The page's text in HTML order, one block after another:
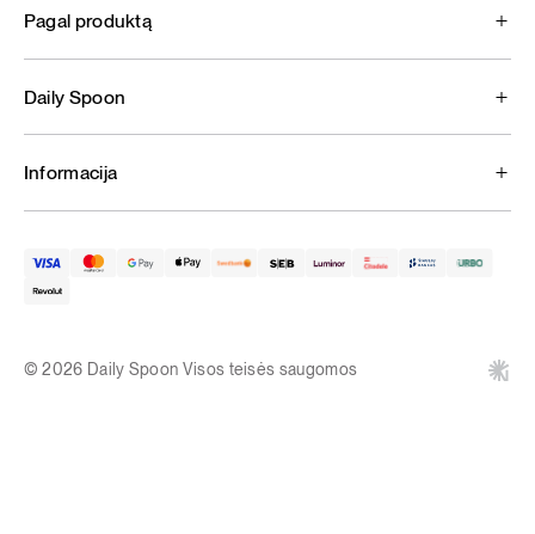
Pagal produktą
Daily Spoon
Informacija
© 2026 Daily Spoon Visos teisės saugomos